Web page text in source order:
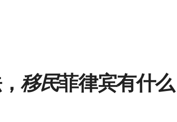
移民菲律宾有什么